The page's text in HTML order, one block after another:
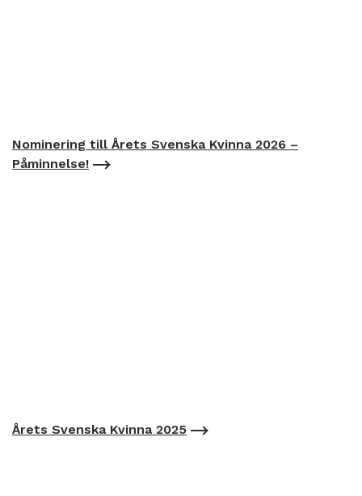
Nominering till Årets Svenska Kvinna 2026 –
Påminnelse!
Årets Svenska Kvinna 2025